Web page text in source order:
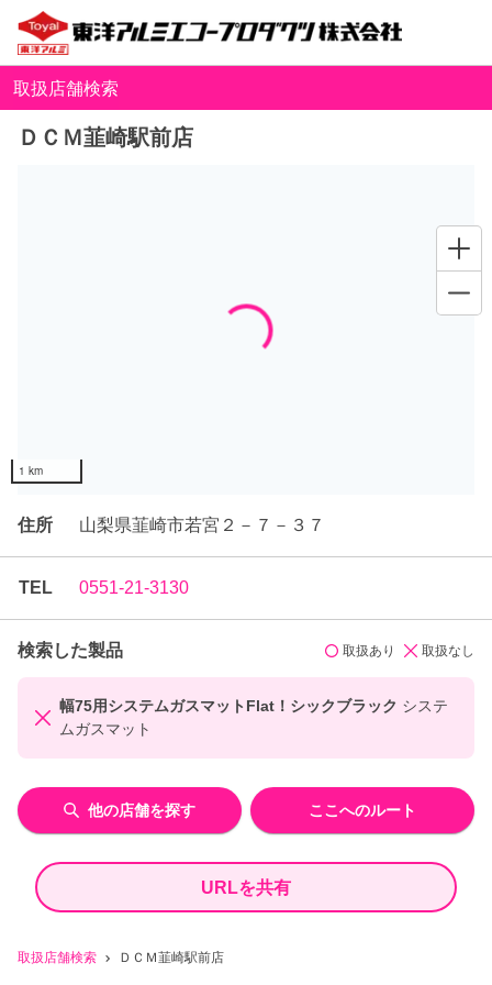
取扱店舗検索 ＤＣＭ韮崎駅前店
取扱店舗検索
ＤＣＭ韮崎駅前店
住所 山梨県韮崎市若宮２－７－３７
TEL 0551-21-3130
検索した製品 取扱あり 取扱なし
幅75用システムガスマットFlat！シックブラック システ
ムガスマット
他の店舗を探す ここへのルート
URLを共有
Loading...
1 km